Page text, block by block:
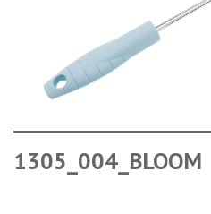
1305_004_BLOOM